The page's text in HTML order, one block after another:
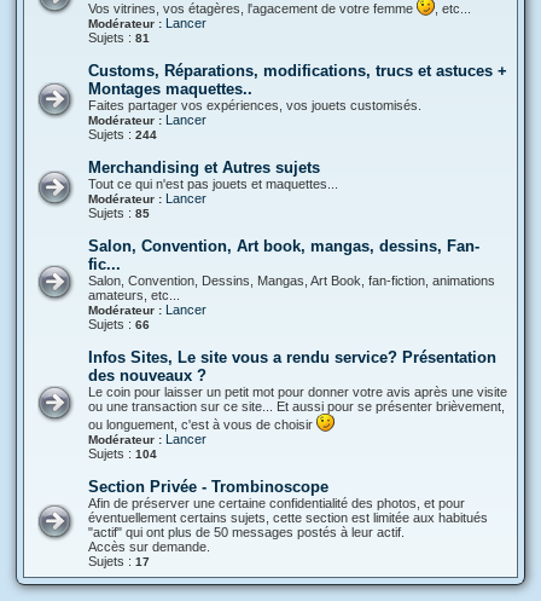
Vos vitrines, vos étagères, l'agacement de votre femme
, etc...
Modérateur : Lancer
Sujets : 81
Customs, Réparations, modifications, trucs et astuces +
Montages maquettes..
Faites partager vos expériences, vos jouets customisés.
Modérateur : Lancer
Sujets : 244
Merchandising et Autres sujets
Tout ce qui n'est pas jouets et maquettes...
Modérateur : Lancer
Sujets : 85
Salon, Convention, Art book, mangas, dessins, Fan-
fic...
Salon, Convention, Dessins, Mangas, Art Book, fan-fiction, animations
amateurs, etc...
Modérateur : Lancer
Sujets : 66
Infos Sites, Le site vous a rendu service? Présentation
des nouveaux ?
Le coin pour laisser un petit mot pour donner votre avis après une visite
ou une transaction sur ce site... Et aussi pour se présenter brièvement,
ou longuement, c'est à vous de choisir
Modérateur : Lancer
Sujets : 104
Section Privée - Trombinoscope
Afin de préserver une certaine confidentialité des photos, et pour
éventuellement certains sujets, cette section est limitée aux habitués
"actif" qui ont plus de 50 messages postés à leur actif.
Accès sur demande.
Sujets : 17